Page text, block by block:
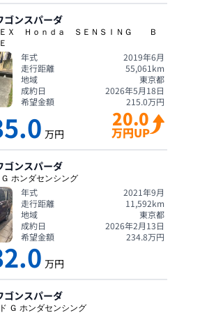
ゴンスパーダ
Ｘ Ｈｏｎｄａ ＳＥＮＳＩＮＧ Ｂ
年式
2019年6月
走行距離
55,061 km
地域
東京都
成約日
2026年5月18日
希望金額
215.0万円
万円
20.0
万円UP
ゴンスパーダ
ホンダセンシング
年式
2021年9月
走行距離
11,592km
地域
東京都
成約日
2026年2月13日
希望金額
234.8万円
万円
ゴンスパーダ
Ｇ ホンダセンシング